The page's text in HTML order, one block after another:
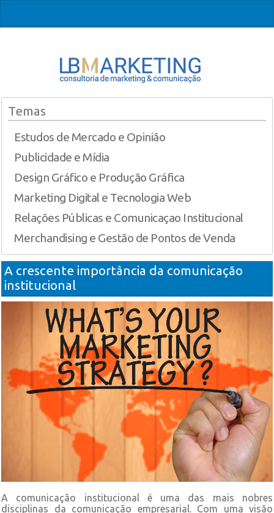
Temas
Estudos de Mercado e Opinião
Publicidade e Mídia
Design Gráfico e Produção Gráfica
Marketing Digital e Tecnologia Web
Relações Públicas e Comunicaçao Institucional
Merchandising e Gestão de Pontos de Venda
A crescente importância da comunicação
institucional
A comunicação institucional é uma das mais nobres
disciplinas da comunicação empresarial. Com uma visão